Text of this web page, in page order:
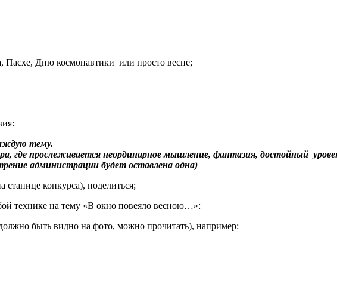
Пасхе, Дню космонавтики или просто весне;
тему.
где прослеживается неординарное мышление, фантазия, достойный
администрации будет оставлена одна)
конкурса), поделиться;
технике на тему «В окно повеяло весною…»:
быть видно на фото, можно прочитать), например: